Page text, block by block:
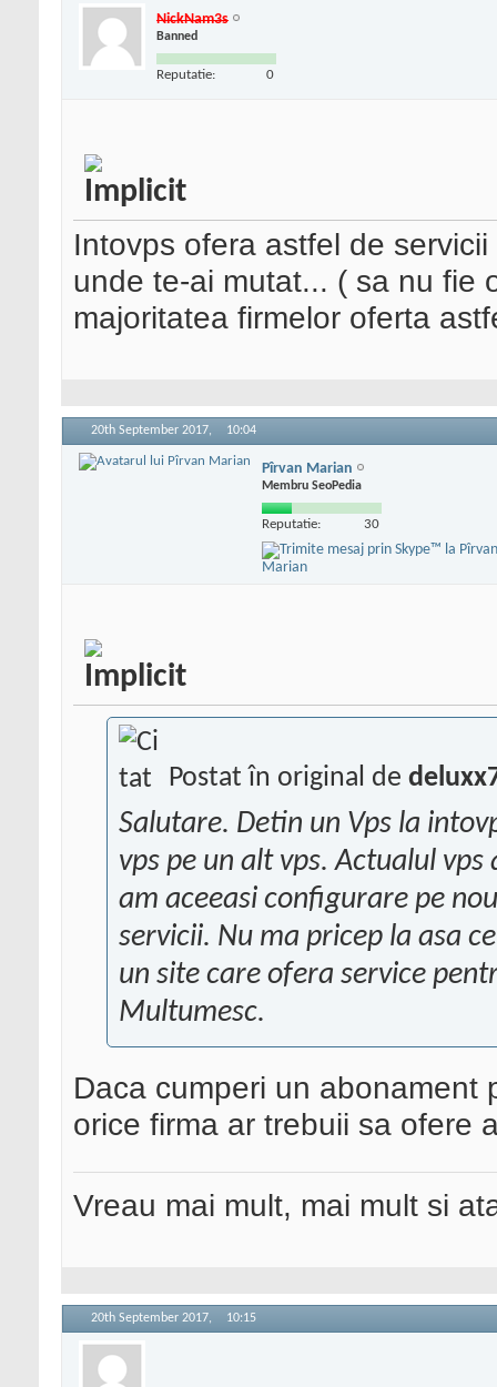
NickNam3s
Banned
Reputatie: 0
Intovps ofera astfel de
unde te-ai mutat... ( sa nu fie
majoritatea firmelor oferta
20th September 2017, 10:04
Pîrvan Marian
Membru SeoPedia
Reputatie: 30
Postat în original de
Salutare. Detin un Vps la
vps pe un alt vps. Actualul
am aceeasi configurare pe
servicii. Nu ma pricep la asa
un site care ofera service
Multumesc.
Daca cumperi un abonament
orice firma ar trebuii sa ofere
Vreau mai mult, mai mult si
20th September 2017, 10:15